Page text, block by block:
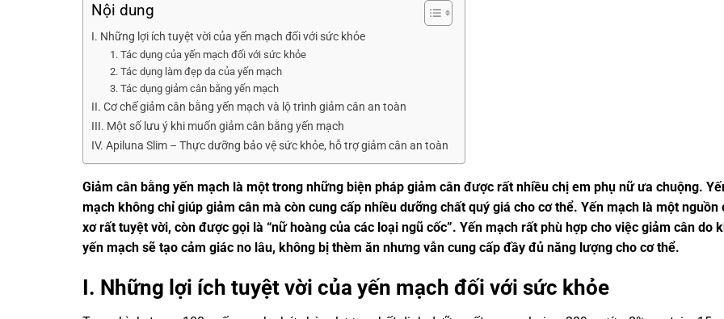
Nội dung
I. Những lợi ích tuyệt vời của yến mạch đối với sức khỏe
1. Tác dụng của yến mạch đối với sức khỏe
2. Tác dụng làm đẹp da của yến mạch
3. Tác dụng giảm cân bằng yến mạch
II. Cơ chế giảm cân bằng yến mạch và lộ trình giảm cân an toàn
III. Một số lưu ý khi muốn giảm cân bằng yến mạch
IV. Apiluna Slim – Thực dưỡng bảo vệ sức khỏe, hỗ trợ giảm cân an toàn
Giảm cân bằng yến mạch là một trong những biện pháp giảm cân được rất nhiều chị em phụ nữ ưa chuộng.
mạch không chỉ giúp giảm cân mà còn cung cấp nhiều dưỡng chất quý giá cho cơ thể. Yến mạch là một nguồn
xơ rất tuyệt vời, còn được gọi là “nữ hoàng của các loại ngũ cốc”. Yến mạch rất phù hợp cho việc giảm cân do
yến mạch sẽ tạo cảm giác no lâu, không bị thèm ăn nhưng vẫn cung cấp đầy đủ năng lượng cho cơ thể.
I. Những lợi ích tuyệt vời của yến mạch đối với sức khỏe